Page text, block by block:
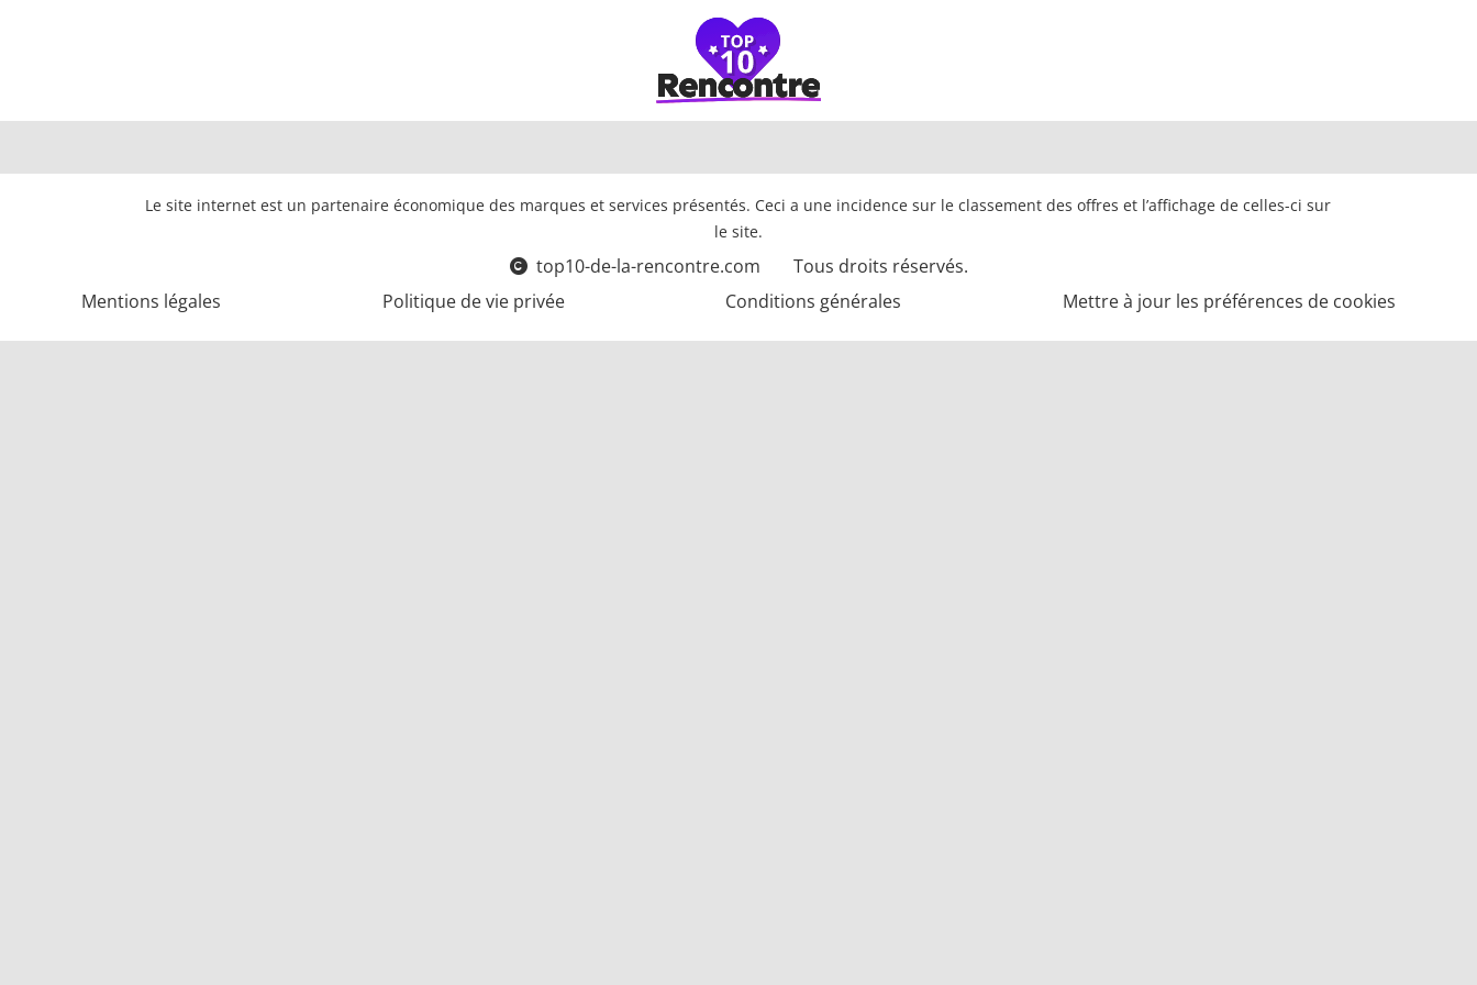
Le site internet est un partenaire économique des marques et services présentés. Ceci a une incidence sur le classement des offres et l’affichage de celles-ci sur
le site.
top10-de-la-rencontre.com
Tous droits réservés.
Mentions légales
Politique de vie privée Conditions générales Mettre à jour les préférences de cookies